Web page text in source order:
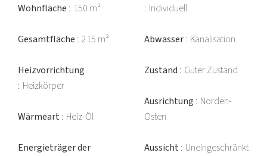
Wohnfläche 150 m²
Gesamtfläche 215 m²
Heizvorrichtung
Heizkörper
Wärmeart Heiz-Öl
Energieträger der
Individuell
Abwasser Kanalisation
Zustand Guter Zustand
Ausrichtung Norden-
Osten
Aussicht Uneingeschränkt